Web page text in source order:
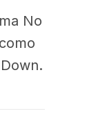
No